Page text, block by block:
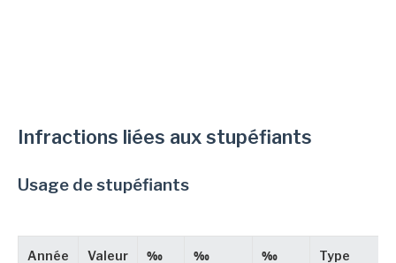
Infractions liées aux stupéfiants
Usage de stupéfiants
Année Valeur ‰
‰
‰
Type